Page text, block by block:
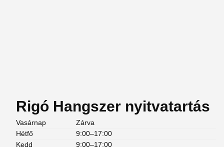
Rigó Hangszer nyitvatartás
Vasárnap
Zárva
Hétfő
9:00–17:00
Kedd
9:00–17:00